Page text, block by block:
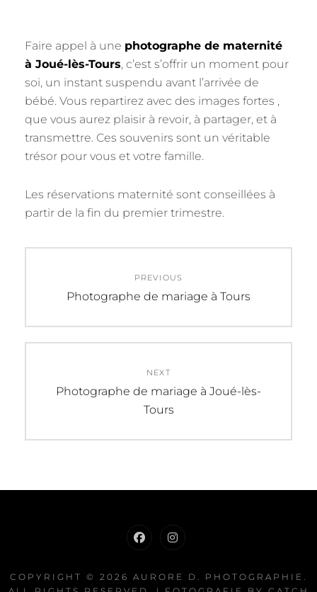
Faire appel à une photographe de maternité
à Joué-lès-Tours, c’est s’offrir un moment pour
soi, un instant suspendu avant l’arrivée de
bébé. Vous repartirez avec des images fortes ,
que vous aurez plaisir à revoir, à partager, et à
transmettre. Ces souvenirs sont un véritable
trésor pour vous et votre famille.
Les réservations maternité sont conseillées à
partir de la fin du premier trimestre.
l’article
PREVIOUS
Previous
Photographe de mariage à Tours
NEXT
Next
Photographe de mariage à Joué-lès-
Tours
COPYRIGHT © 2026 AURORE D. PHOTOGRAPHIE .